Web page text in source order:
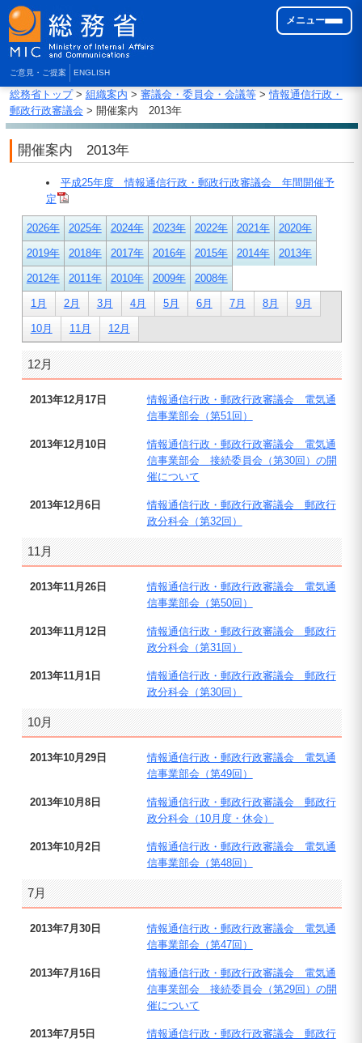
ご意見・ご提案 ENGLISH
メニュー
総務省トップ> 組織案内 > 審議会・委員会・会議等>情報通信行政・
郵政行政審議会 > 開催案内 2013年
開催案内 2013年
平成25年度 情報通信行政・郵政行政審議会 年間開催予
定
2026年 2025年 2024年 2023年 2022年 2021年 2020年
2019年 2018年 2017年 2016年 2015年 2014年 2013年
2012年 2011年 2010年 2009年 2008年
1月 2月 3月 4月 5月 6月 7月 8月 9月
10月 11月 12月
12月
2013年12月17日
情報通信行政・郵政行政審議会 電気通
信事業部会（第51回）
2013年12月10日
情報通信行政・郵政行政審議会 電気通
信事業部会 接続委員会（第30回）の開
催について
2013年12月6日
情報通信行政・郵政行政審議会 郵政行
政分科会（第32回）
11月
2013年11月26日
情報通信行政・郵政行政審議会 電気通
信事業部会（第50回）
2013年11月12日
情報通信行政・郵政行政審議会 郵政行
政分科会（第31回）
2013年11月1日
情報通信行政・郵政行政審議会 郵政行
政分科会（第30回）
10月
2013年10月29日
情報通信行政・郵政行政審議会 電気通
信事業部会（第49回）
2013年10月8日
情報通信行政・郵政行政審議会 郵政行
政分科会（10月度・休会）
2013年10月2日
情報通信行政・郵政行政審議会 電気通
信事業部会（第48回）
7月
2013年7月30日
情報通信行政・郵政行政審議会 電気通
信事業部会（第47回）
2013年7月16日
情報通信行政・郵政行政審議会 電気通
信事業部会 接続委員会（第29回）の開
催について
2013年7月5日
情報通信行政・郵政行政審議会 郵政行